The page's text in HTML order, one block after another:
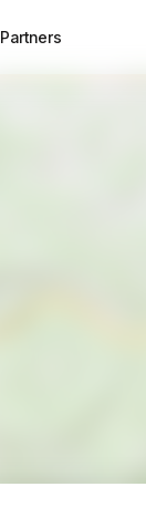
Partners